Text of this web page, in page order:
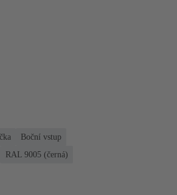
Boční vstup
RAL 9005 (černá)